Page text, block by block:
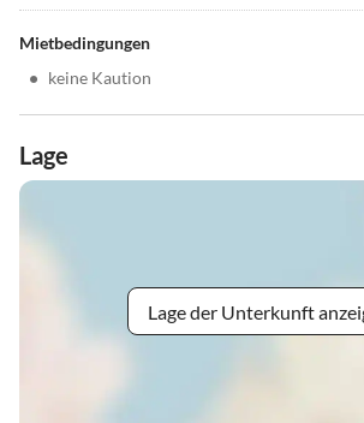
Mietbedingungen
• keine Kaution
Lage
Lage der Unterkunft